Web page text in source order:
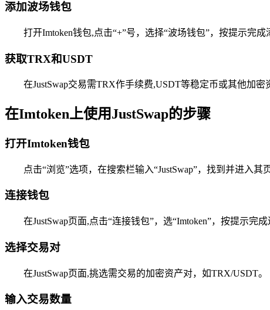
添加波场钱包
打开Imtoken钱包,点击“+”号，选择“波场钱包”，按提示完成
获取TRX和USDT
在JustSwap交易需TRX作手续费,USDT等稳定币或其他加
在Imtoken上使用JustSwap的步骤
打开Imtoken钱包
点击“浏览”选项，在搜索栏输入“JustSwap”，找到并进入其
连接钱包
在JustSwap页面,点击“连接钱包”，选“Imtoken”，按提示完成
选择交易对
在JustSwap页面,挑选需交易的加密资产对，如TRX/USDT。
输入交易数量